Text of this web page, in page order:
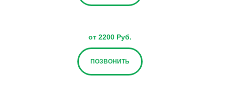
от 2200 Руб.
ПОЗВОНИТЬ